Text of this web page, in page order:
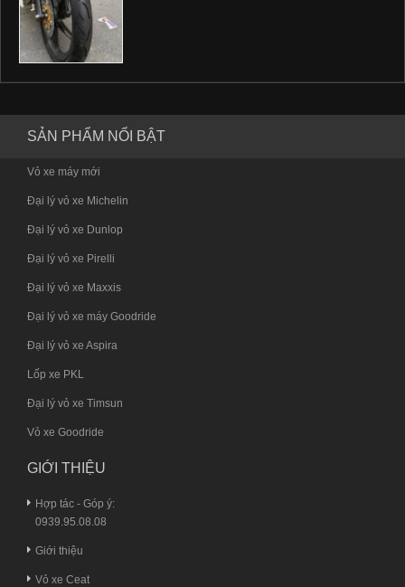
SẢN PHẨM NỔI BẬT
Vỏ xe máy mới
Đại lý vỏ xe Michelin
Đại lý vỏ xe Dunlop
Đại lý vỏ xe Pirelli
Đại lý vỏ xe Maxxis
Đại lý vỏ xe máy Goodride
Đại lý vỏ xe Aspira
Lốp xe PKL
Đại lý vỏ xe Timsun
Vỏ xe Goodride
GIỚI THIỆU
Hợp tác - Góp ý:
0939.95.08.08
Giới thiệu
Vỏ xe Ceat